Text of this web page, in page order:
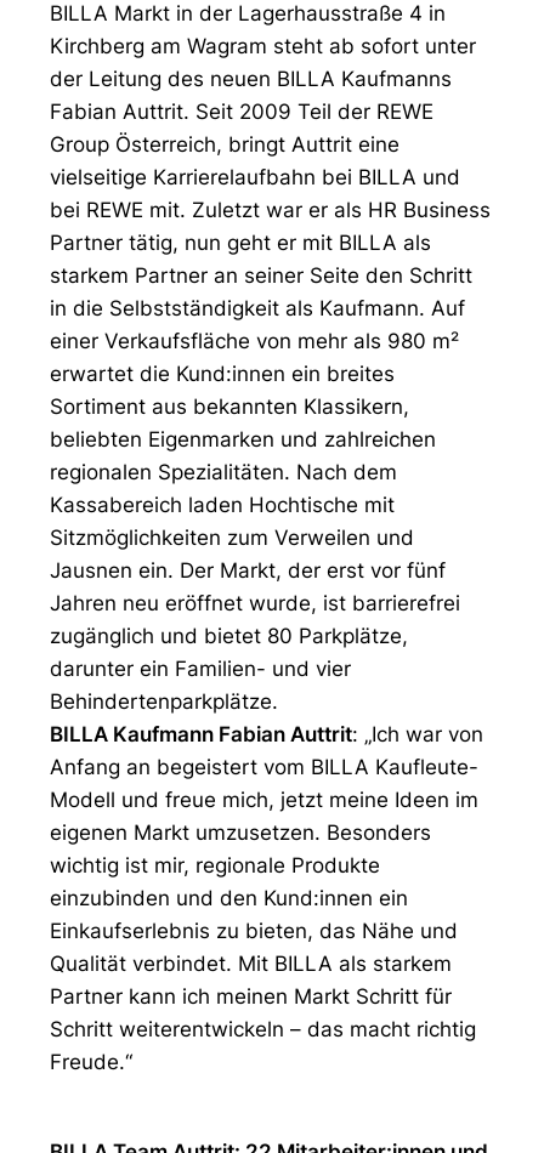
BILLA Markt in der Lagerhausstraße 4 in
Kirchberg am Wagram steht ab sofort unter
der Leitung des neuen BILLA Kaufmanns
Fabian Auttrit. Seit 2009 Teil der REWE
Group Österreich, bringt Auttrit eine
vielseitige Karrierelaufbahn bei BILLA und
bei REWE mit. Zuletzt war er als HR Business
Partner tätig, nun geht er mit BILLA als
starkem Partner an seiner Seite den Schritt
in die Selbstständigkeit als Kaufmann. Auf
einer Verkaufsfläche von mehr als 980 m²
erwartet die Kund:innen ein breites
Sortiment aus bekannten Klassikern,
beliebten Eigenmarken und zahlreichen
regionalen Spezialitäten. Nach dem
Kassabereich laden Hochtische mit
Sitzmöglichkeiten zum Verweilen und
Jausnen ein. Der Markt, der erst vor fünf
Jahren neu eröffnet wurde, ist barrierefrei
zugänglich und bietet 80 Parkplätze,
darunter ein Familien- und vier
Behindertenparkplätze.
BILLA Kaufmann Fabian Auttrit: „Ich war von
Anfang an begeistert vom BILLA Kaufleute-
Modell und freue mich, jetzt meine Ideen im
eigenen Markt umzusetzen. Besonders
wichtig ist mir, regionale Produkte
einzubinden und den Kund:innen ein
Einkaufserlebnis zu bieten, das Nähe und
Qualität verbindet. Mit BILLA als starkem
Partner kann ich meinen Markt Schritt für
Schritt weiterentwickeln – das macht richtig
Freude.“